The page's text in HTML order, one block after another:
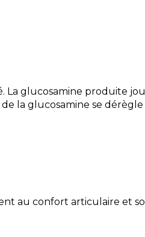
La glucosamine produite
la glucosamine se
au confort articulaire et